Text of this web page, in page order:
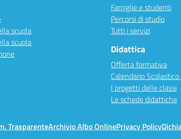
scuola
scuola
Famiglie e studenti
Percorsi di studio
Tutti i servizi
Didattica
Offerta formativa
Calendario
I progetti delle classi
Le schede didattiche
TrasparenteArchivio Albo OnlinePrivacy Policy